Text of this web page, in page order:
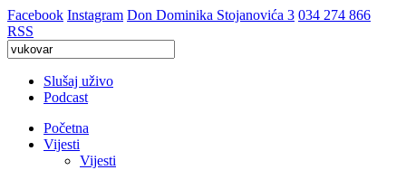
Facebook Instagram Don Dominika Stojanovića 3 034 274 866
RSS
Slušaj uživo
Podcast
Početna
Vijesti
Vijesti